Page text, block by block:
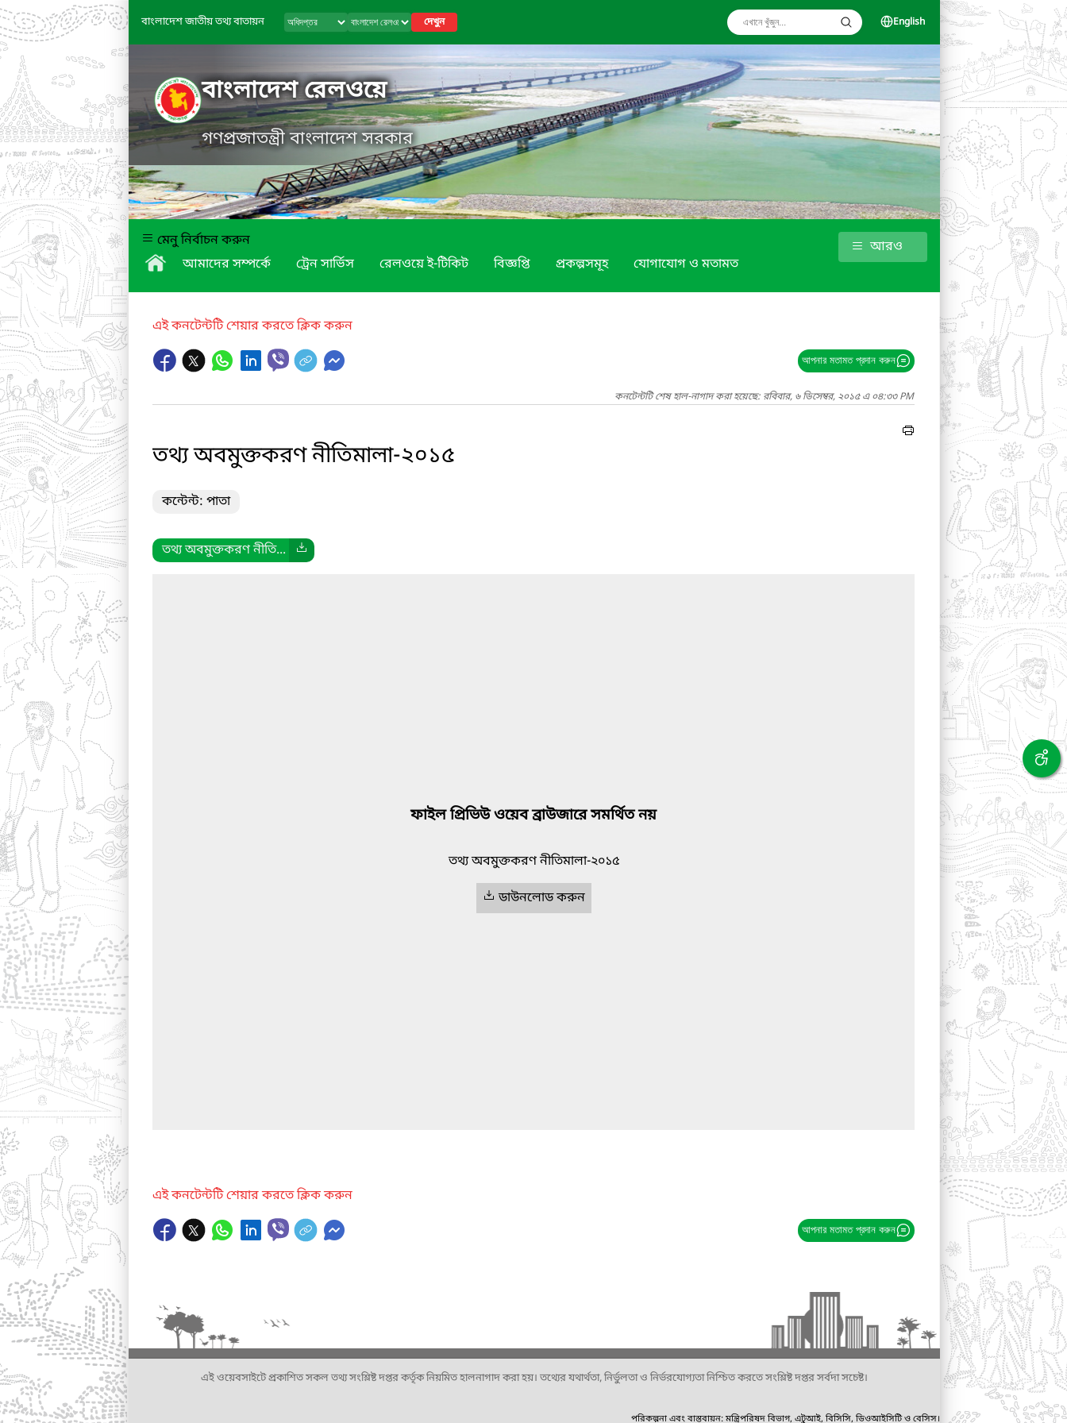
বাংলাদেশ জাতীয় তথ্য বাতায়ন দেখুন English
বাংলাদেশ রেলওয়ে
গণপ্রজাতন্ত্রী বাংলাদেশ সরকার
মেনু নির্বাচন করুন
আমাদের সম্পর্কে
ট্রেন সার্ভিস রেলওয়ে ই-টিকিট বিজ্ঞপ্তি প্রকল্পসমূহ যোগাযোগ ও মতামত
আরও
এই কনটেন্টটি শেয়ার করতে ক্লিক করুন
আপনার মতামত প্রদান করুন
কনটেন্টটি শেষ হাল-নাগাদ করা হয়েছে: রবিবার, ৬ ডিসেম্বর, ২০১৫ এ ০৪:৩৩ PM
তথ্য অবমুক্তকরণ নীতিমালা-২০১৫
কন্টেন্ট: পাতা
তথ্য অবমুক্তকরণ নীতি...
ফাইল প্রিভিউ ওয়েব ব্রাউজারে সমর্থিত নয়
তথ্য অবমুক্তকরণ নীতিমালা-২০১৫
ডাউনলোড করুন
এই কনটেন্টটি শেয়ার করতে ক্লিক করুন
আপনার মতামত প্রদান করুন
এই ওয়েবসাইটে প্রকাশিত সকল তথ্য সংশ্লিষ্ট দপ্তর কর্তৃক নিয়মিত হালনাগাদ করা হয়। তথ্যের যথার্থতা, নির্ভুলতা ও নির্ভরযোগ্যতা নিশ্চিত করতে সংশ্লিষ্ট দপ্তর সর্বদা সচেষ্ট।
পরিকল্পনা এবং বাস্তবায়ন: মন্ত্রিপরিষদ বিভাগ, এটুআই, বিসিসি, ডিওআইসিটি ও বেসিস।